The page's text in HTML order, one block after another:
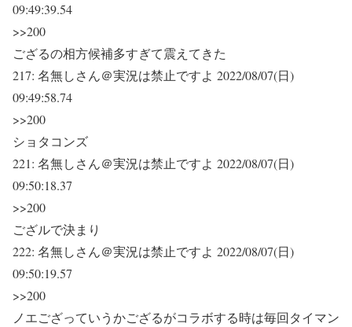
09:49:39.54
>>200
ござるの相方候補多すぎて震えてきた
217: 名無しさん＠実況は禁止ですよ 2022/08/07(日)
09:49:58.74
>>200
ショタコンズ
221: 名無しさん＠実況は禁止ですよ 2022/08/07(日)
09:50:18.37
>>200
ござルで決まり
222: 名無しさん＠実況は禁止ですよ 2022/08/07(日)
09:50:19.57
>>200
ノエござっていうかござるがコラボする時は毎回タイマン